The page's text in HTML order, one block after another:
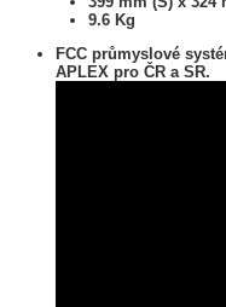
9.6 Kg
FCC průmyslové
APLEX pro ČR a SR.